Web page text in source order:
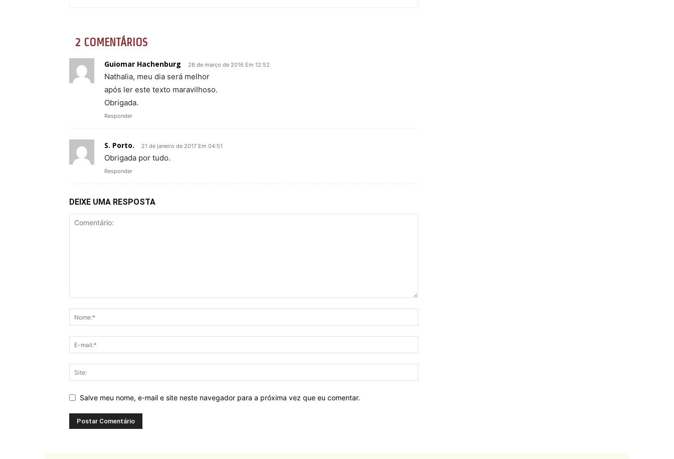
2 COMENTÁRIOS
Guiomar Hachenburg 28 de março de 2016 Em 12:52
Nathalia, meu dia será melhor
após ler este texto maravilhoso.
Obrigada.
Responder
S. Porto. 21 de janeiro de 2017 Em 04:51
Obrigada por tudo.
Responder
DEIXE UMA RESPOSTA
Salve meu nome, e-mail e site neste navegador para a próxima vez que eu comentar.